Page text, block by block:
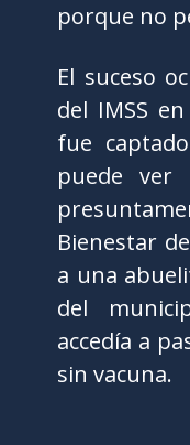
porque no
El suceso
del IMSS
fue
puede ver
Bienestar
a una
del
accedía a
sin vacuna.